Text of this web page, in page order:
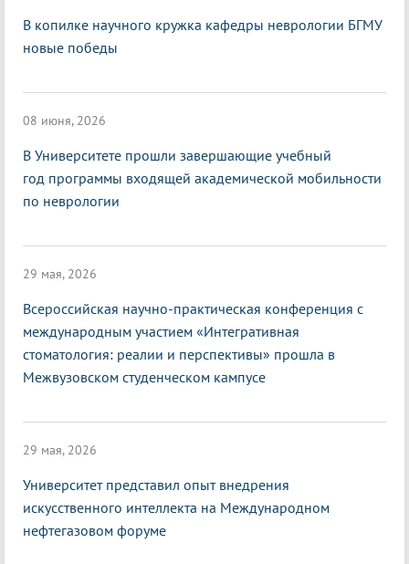
В копилке научного кружка кафедры неврологии БГМУ
новые победы
08 июня, 2026
В Университете прошли завершающие учебный
год программы входящей академической мобильности
по неврологии
29 мая, 2026
Всероссийская научно-практическая конференция с
международным участием «Интегративная
стоматология: реалии и перспективы» прошла в
Межвузовском студенческом кампусе
29 мая, 2026
Университет представил опыт внедрения
искусственного интеллекта на Международном
нефтегазовом форуме